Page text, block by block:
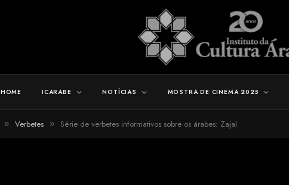
HOME ICARABE NOTÍCIAS MOSTRA DE CINEMA 2025
» Verbetes » Série de verbetes informativos sobre os árabes: Zajal